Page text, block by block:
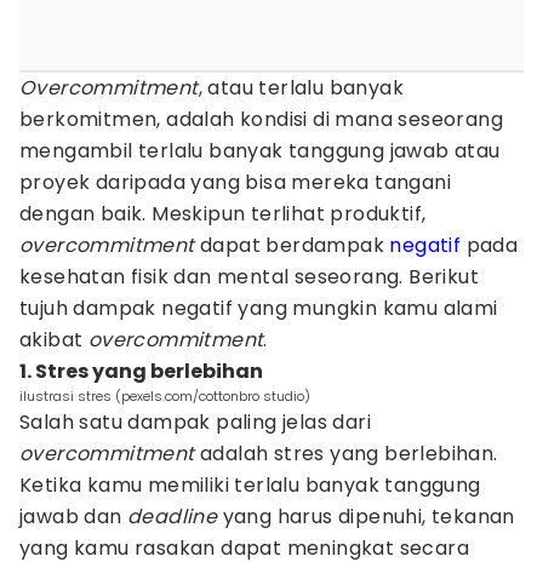
Overcommitment, atau terlalu banyak
berkomitmen, adalah kondisi di mana seseorang
mengambil terlalu banyak tanggung jawab atau
proyek daripada yang bisa mereka tangani
dengan baik. Meskipun terlihat produktif,
overcommitmentdapat berdampak negatif pada
kesehatan fisik dan mental seseorang. Berikut
tujuh dampak negatif yang mungkin kamu alami
akibat overcommitment.
1. Stres yang berlebihan
ilustrasi stres (pexels.com/cottonbro studio)
Salah satu dampak paling jelas dari
overcommitmentadalah stres yang berlebihan.
Ketika kamu memiliki terlalu banyak tanggung
jawab dan deadlineyang harus dipenuhi, tekanan
yang kamu rasakan dapat meningkat secara